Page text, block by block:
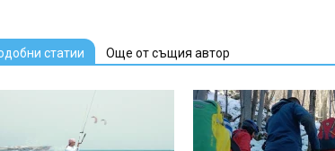
статии Още от същия автор